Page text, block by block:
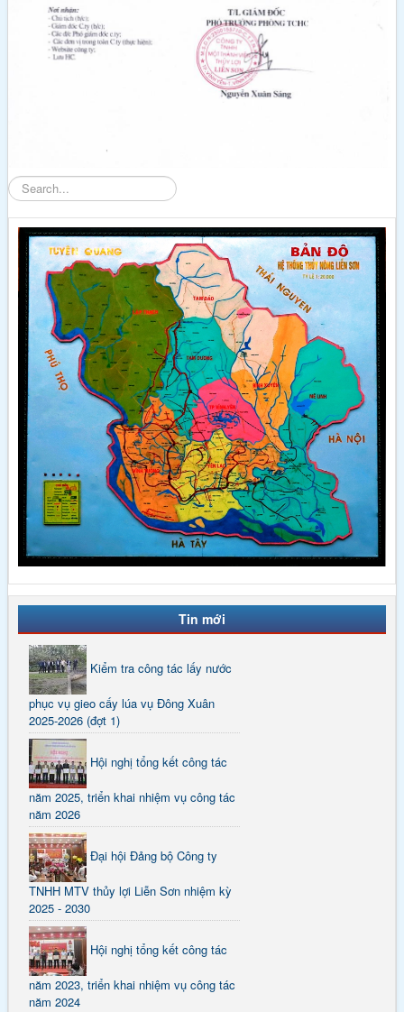
Tìm
kiếm
Tin mới
Kiểm tra công tác lấy nước
phục vụ gieo cấy lúa vụ Đông Xuân
2025-2026 (đợt 1)
Hội nghị tổng kết công tác
năm 2025, triển khai nhiệm vụ công tác
năm 2026
Đại hội Đảng bộ Công ty
TNHH MTV thủy lợi Liễn Sơn nhiệm kỳ
2025 - 2030
Hội nghị tổng kết công tác
năm 2023, triển khai nhiệm vụ công tác
năm 2024